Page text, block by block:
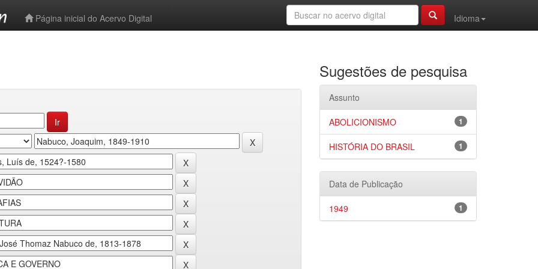
Página inicial do Acervo Digital
Idioma
Sugestões de pesquisa
Assunto
1
ABOLICIONISMO
1
HISTÓRIA DO BRASIL
Data de Publicação
1
1949